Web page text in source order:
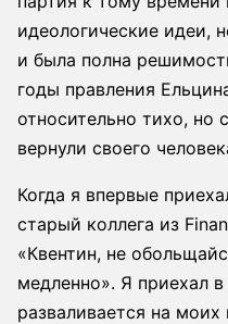
идеологические идеи,
и была полна
годы правления
относительно тихо, но
вернули своего
Когда я впервые
старый коллега из
«Квентин, не
медленно». Я приехал
разваливается на